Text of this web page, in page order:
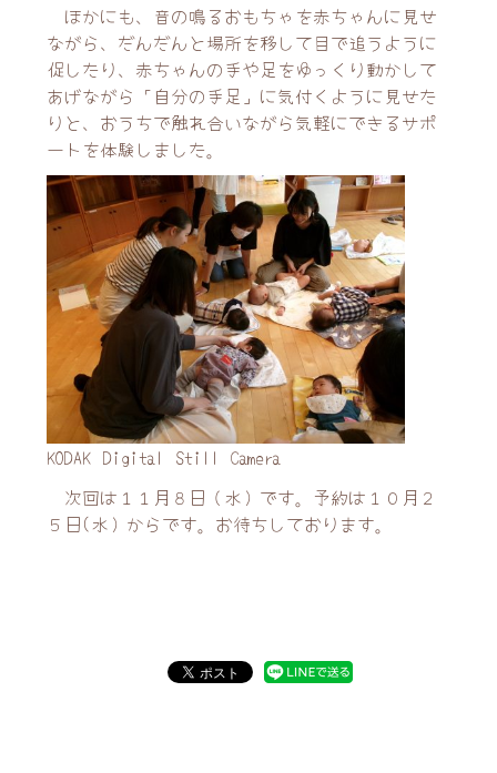
ほかにも、音の鳴るおもちゃを赤ちゃんに見せ
ながら、だんだんと場所を移して目で追うように
促したり、赤ちゃんの手や足をゆっくり動かして
あげながら「自分の手足」に気付くように見せた
りと、おうちで触れ合いながら気軽にできるサポ
ートを体験しました。
KODAK Digital Still Camera
次回は１１月８日（水）です。予約は１０月２
５日(水）からです。お待ちしております。